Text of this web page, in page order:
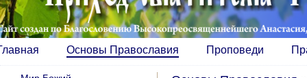
Основы Православия Проповеди